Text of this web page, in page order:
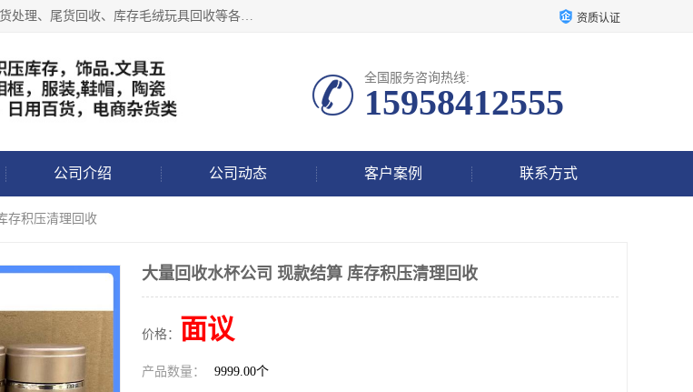
义乌永峰贸易商行长期从事:义乌库存回收、库存五金工具回收、库存杯子回收、尾货处理、尾货回收、库存毛绒玩具回收等各类产品库存回收，我们一直秉承：“，专业收购，价格从优，互惠互利，现金交易，价格公道”七大原则。欢迎有库存处理的老板来电洽谈! 资质认证
全国服务咨询热线:
15958412555
公司介绍 公司动态 客户案例 联系方式
存积压清理回收
大量回收水杯公司 现款结算 库存积压清理回收
价格： 面议
产品数量： 9999.00个